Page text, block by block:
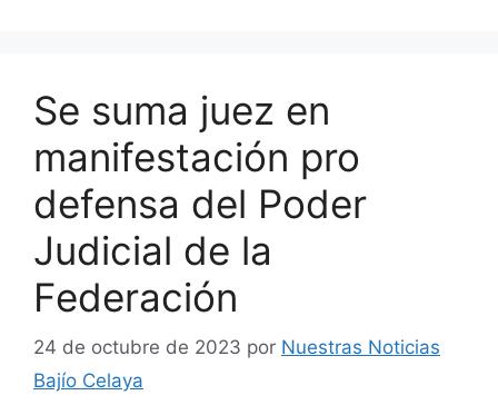
Se suma juez en
manifestación pro
defensa del Poder
Judicial de la
Federación
24 de octubre de 2023 por Nuestras Noticias
Bajío Celaya